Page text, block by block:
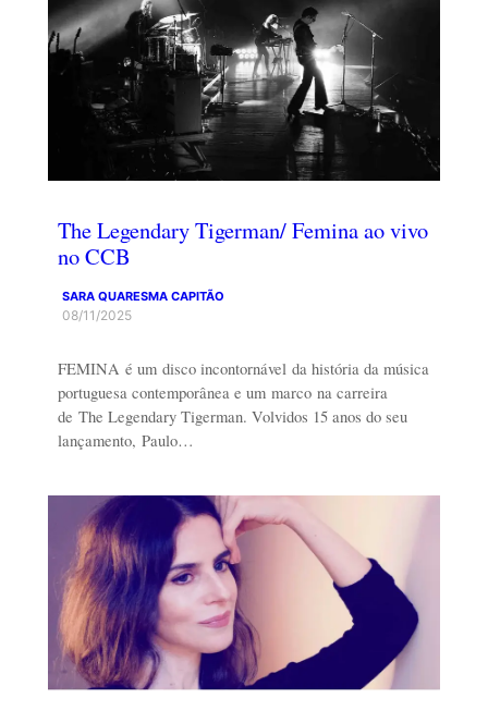
The Legendary Tigerman/ Femina ao vivo
no CCB
SARA QUARESMA CAPITÃO
08/11/2025
FEMINA é um disco incontornável da história da música
portuguesa contemporânea e um marco na carreira
de The Legendary Tigerman. Volvidos 15 anos do seu
lançamento, Paulo…